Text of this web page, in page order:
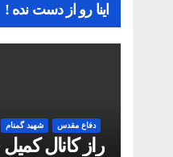
اینا رو از دست نده !
دفاع مقدس شهید گمنام
راز کانال